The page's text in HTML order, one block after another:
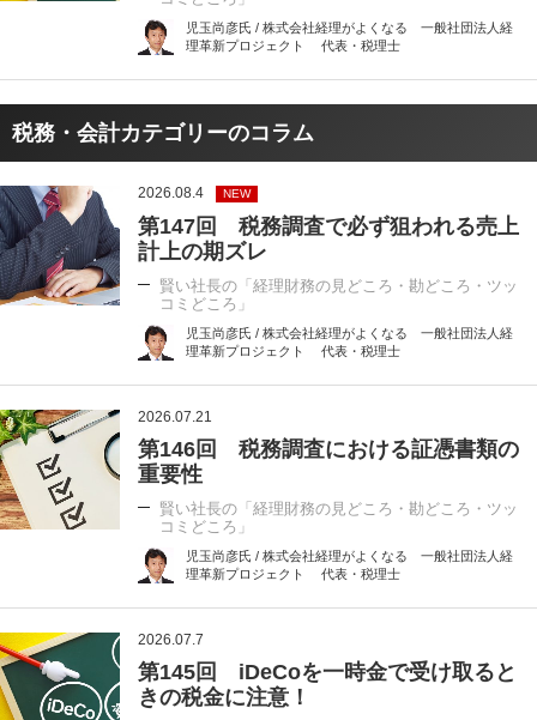
児玉尚彦氏 / 株式会社経理がよくなる 一般社団法人経
理革新プロジェクト 代表・税理士
税務・会計カテゴリーのコラム
2026.08.4 NEW
第147回 税務調査で必ず狙われる売上
計上の期ズレ
賢い社長の「経理財務の見どころ・勘どころ・ツッ
コミどころ」
児玉尚彦氏 / 株式会社経理がよくなる 一般社団法人経
理革新プロジェクト 代表・税理士
2026.07.21
第146回 税務調査における証憑書類の
重要性
賢い社長の「経理財務の見どころ・勘どころ・ツッ
コミどころ」
児玉尚彦氏 / 株式会社経理がよくなる 一般社団法人経
理革新プロジェクト 代表・税理士
2026.07.7
第145回 iDeCoを一時金で受け取ると
きの税金に注意！